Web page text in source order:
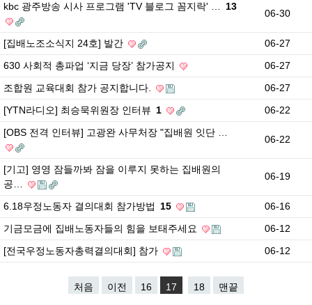
kbc 광주방송 시사 프로그램 'TV 블로그 꼼지락' …
13
06-30
[집배노조소식지 24호] 발간
06-27
630 사회적 총파업 ‘지금 당장’ 참가공지
06-27
조합원 교육대회 참가 공지합니다.
06-27
[YTN라디오] 최승묵위원장 인터뷰 1
06-22
[OBS 전격 인터뷰] 고광완 사무처장 "집배원 잇단 …
06-22
[기고] 영영 잠들까봐 잠을 이루지 못하는 집배원의
공…
06-19
6.18우정노동자 결의대회 참가방법 15
06-16
기금모금에 집배노동자들의 힘을 보태주세요
06-12
[전국우정노동자총력결의대회] 참가
06-12
처음 이전 16 17 18 맨끝